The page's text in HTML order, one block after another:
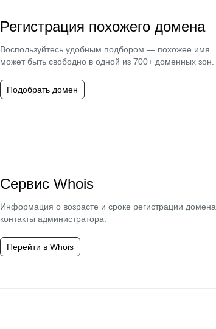
Регистрация похожего домена
Воспользуйтесь удобным подбором — похожее имя
может быть свободно в одной из 700+ доменных зон.
Подобрать домен
Сервис Whois
Информация о возрасте и сроке регистрации домена,
контакты администратора.
Перейти в Whois